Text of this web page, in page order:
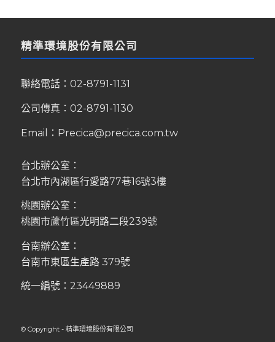
精準環境股份有限公司
聯絡電話： 02-8791-1131
公司傳真：02-8791-1130
Email： Precica@precica.com.tw
台北辦公室：
台北市內湖區行愛路77巷16號3樓
桃園辦公室：
桃園市蘆竹區光明路二段239號
台南辦公室：
台南市東區生產路 379號
統一編號：23449889
© Copyright - 精準環境股份有限公司